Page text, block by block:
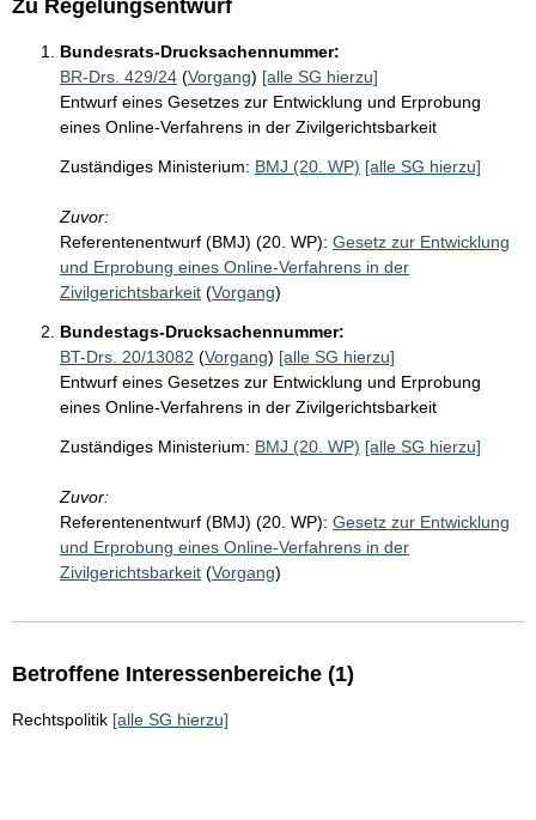
Zu Regelungsentwurf
Bundesrats-Drucksachennummer:
BR-Drs. 429/24 (Vorgang) [alle SG hierzu]
Entwurf eines Gesetzes zur Entwicklung und Erprobung
eines Online-Verfahrens in der Zivilgerichtsbarkeit
Zuständiges Ministerium: BMJ (20. WP) [alle SG hierzu]
Zuvor:
Referentenentwurf (BMJ) (20. WP): Gesetz zur Entwicklung
und Erprobung eines Online-Verfahrens in der
Zivilgerichtsbarkeit (Vorgang)
Bundestags-Drucksachennummer:
BT-Drs. 20/13082 (Vorgang) [alle SG hierzu]
Entwurf eines Gesetzes zur Entwicklung und Erprobung
eines Online-Verfahrens in der Zivilgerichtsbarkeit
Zuständiges Ministerium: BMJ (20. WP) [alle SG hierzu]
Zuvor:
Referentenentwurf (BMJ) (20. WP): Gesetz zur Entwicklung
und Erprobung eines Online-Verfahrens in der
Zivilgerichtsbarkeit (Vorgang)
Betroffene Interessenbereiche (1)
Rechtspolitik [alle SG hierzu]